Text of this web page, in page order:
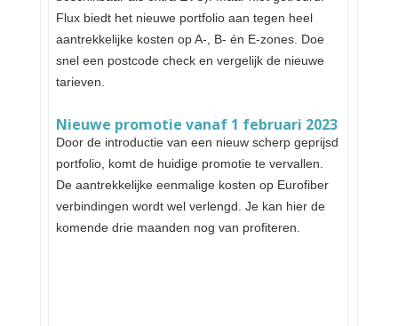
Flux biedt het nieuwe portfolio aan tegen heel
aantrekkelijke kosten op A-, B- én E-zones. Doe
snel een postcode check en vergelijk de nieuwe
tarieven.
Nieuwe promotie vanaf 1 februari 2023
Door de introductie van een nieuw scherp geprijsd
portfolio, komt de huidige promotie te vervallen.
De aantrekkelijke eenmalige kosten op Eurofiber
verbindingen wordt wel verlengd. Je kan hier de
komende drie maanden nog van profiteren.